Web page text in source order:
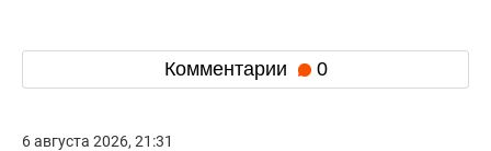
Комментарии 0
6 августа 2026, 21:31